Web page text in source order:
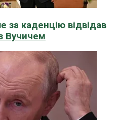
за каденцію відвідав
Вучичем